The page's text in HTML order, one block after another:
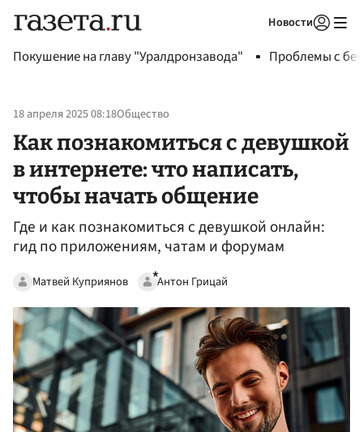
Новости
Покушение на главу "Уралдронзавода" Проблемы с
18 апреля 2025 08:18Общество
Как познакомиться с девушкой
в интернете: что написать,
чтобы начать общение
Где и как познакомиться с девушкой онлайн:
гид по приложениям, чатам и форумам
Матвей Куприянов Антон Грицай